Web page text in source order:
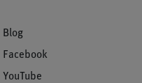
Blog
Facebook
YouTube